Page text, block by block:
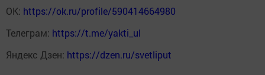
ОК: https://ok.ru/profile/590414664980
Телеграм: https://t.me/yakti_ul
Яндекс Дзен: https://dzen.ru/svetliput